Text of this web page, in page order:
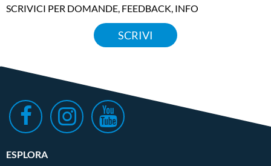
SCRIVICI PER DOMANDE, FEEDBACK, INFO
SCRIVI
ESPLORA